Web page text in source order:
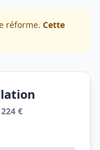
réforme. Cette
€